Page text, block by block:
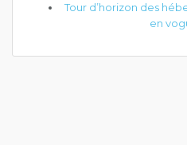
Tour d’horizon des
en